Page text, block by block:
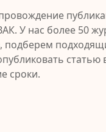
У нас более 50
подберем
статью
сроки.